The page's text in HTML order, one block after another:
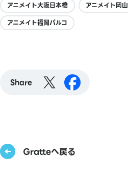
アニメイト大阪日本橋
アニメイト岡山
アニメイト福岡パルコ
Share
Gratteへ戻る